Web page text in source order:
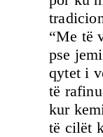
“Me të
pse
qytet i
të
kur
të cilët